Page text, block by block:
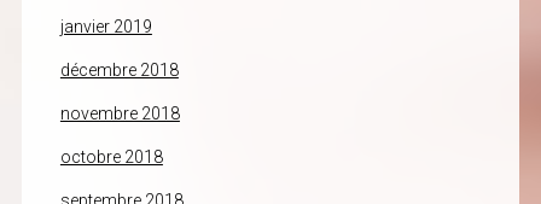
janvier 2019
décembre 2018
novembre 2018
octobre 2018